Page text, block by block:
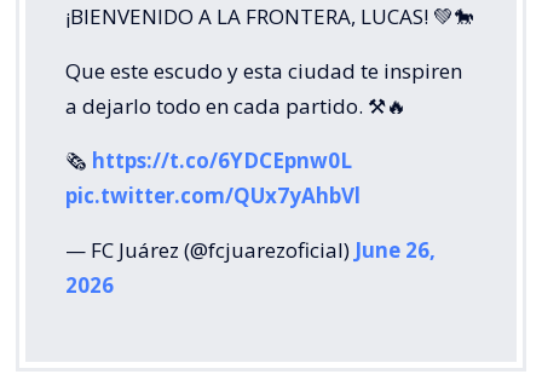
¡BIENVENIDO A LA FRONTERA, LUCAS! 💚🐎
Que este escudo y esta ciudad te inspiren
a dejarlo todo en cada partido. ⚒️🔥
🗞️ https://t.co/6YDCEpnw0L
pic.twitter.com/QUx7yAhbVl
— FC Juárez (@fcjuarezoficial) June 26,
2026